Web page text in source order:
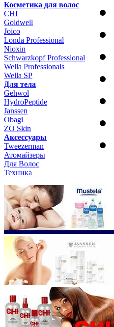
Косметика для волос
CHI
Goldwell
Joico
Londa Professional
Nioxin
Schwarzkopf Professional
Wella Professionals
Wella SP
Для тела
Gehwol
HydroPeptide
Janssen
Obagi
ZO Skin
Aксессуары
Tweezerman
Атомайзеры
Для Волос
Техника